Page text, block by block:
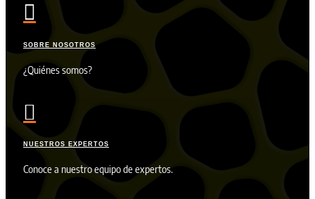

SOBRE NOSOTROS
¿Quiénes somos?

NUESTROS EXPERTOS
Conoce a nuestro equipo de expertos.